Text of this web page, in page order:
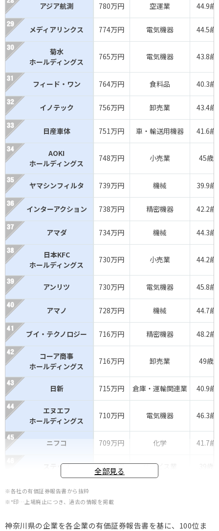
アジア航測 780万円 空運業 44.9歳
メディアリンクス 774万円 電気機器 44.5歳
菊水
ホールディングス
765万円 電気機器 43.8歳
フィード・ワン 764万円 食料品 40.3歳
イノテック 756万円 卸売業 43.4歳
日産車体 751万円 車・輸送用機器 41.6歳
AOKI
ホールディングス
748万円 小売業 45歳
ヤマシンフィルタ 739万円 機械 39.9歳
インターアクション 738万円 精密機器 42.2歳
アマダ 734万円 機械 44.3歳
日本KFC
ホールディングス
730万円 小売業 44.2歳
アンリツ 730万円 電気機器 45.8歳
アマノ 728万円 機械 44.7歳
ブイ・テクノロジー 716万円 精密機器 48.2歳
コーア商事
ホールディングス
716万円 卸売業 49歳
日新 715万円 倉庫・運輸関連業 40.9歳
エヌエフ
ホールディングス
710万円 電気機器 46.3歳
ニフコ 709万円 化学 41.7歳
ステップ 706万円 サービス業
日本ギア工業
全部見る
※各社の有価証券報告書から抜粋
※*印…上場廃止につき、過去の情報を掲載
神奈川県の企業を各企業の有価証券報告書を基に、100位ま